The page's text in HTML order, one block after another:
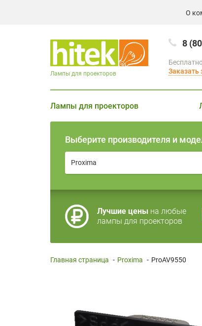
О
8
Заказать
Лампы для проекторов
Лампы для проекторов
Выберите производителя и
Proxima
Лучшие цены на любые
лампы для проекторов
Главная страница - Proxima - ProAV9550